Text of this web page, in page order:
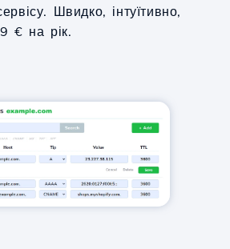
Швидко, інтуїтивно,
€ на рік.